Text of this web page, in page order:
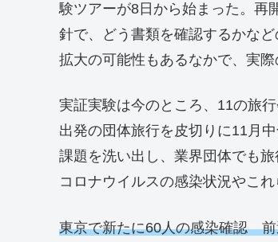
験ツアーが8日から始まった。再
針で、どう書類を確認するかな
拡大の可能性もあるなかで、実際
実証実験は今のところ、11の旅
出発の団体旅行を皮切りに11月
課題を洗い出し、業界団体でも
コロナウイルスの感染状況やこ
東京で新たに60人の感染確認